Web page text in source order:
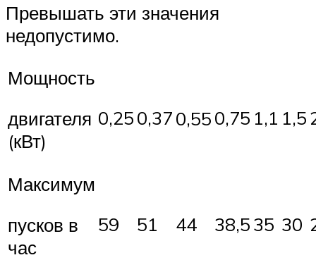
Превышать эти значения
недопустимо.
Мощность
двигателя
(кВт)
0,250,370,550,75 1,1 1,5
Максимум
пусков в
час
59 51 44 38,535 30